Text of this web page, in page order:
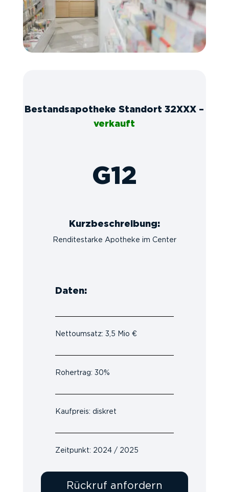
Bestandsapotheke Standort 32XXX –
verkauft
G12
Kurzbeschreibung:
Renditestarke Apotheke im Center
Daten:
Nettoumsatz: 3,5 Mio €
Rohertrag: 30%
Kaufpreis: diskret
Zeitpunkt: 2024 / 2025
Rückruf anfordern